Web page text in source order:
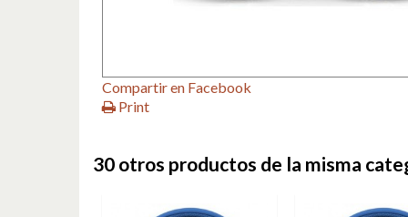
Compartir en Facebook
Print
30 otros productos de la misma